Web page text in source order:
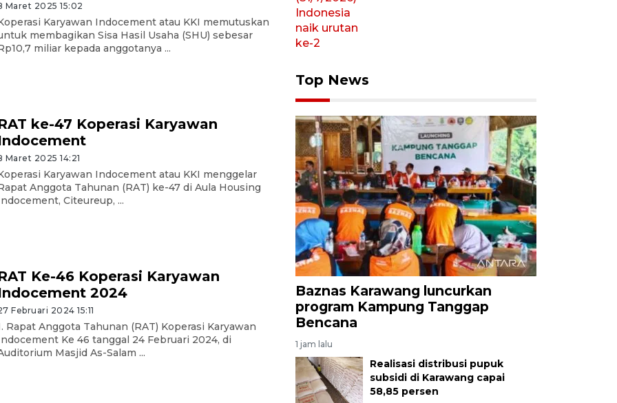
Maret 2025 15:02
Karyawan Indocement atau KKI memutuskan
membagikan Sisa Hasil Usaha (SHU) sebesar
miliar kepada anggotanya ...
ke-47 Koperasi Karyawan
Maret 2025 14:21
Karyawan Indocement atau KKI menggelar
Anggota Tahunan (RAT) ke-47 di Aula Housing
Citeureup, ...
Ke-46 Koperasi Karyawan
2024
Februari 2024 15:11
Rapat Anggota Tahunan (RAT) Koperasi Karyawan
Ke 46 tanggal ⁠24 Februari 2024, di
Masjid As-Salam ...
Top News
Baznas Karawang luncurkan
program Kampung Tanggap
Bencana
1 jam lalu
Realisasi distribusi pupuk
subsidi di Karawang capai
58,85 persen